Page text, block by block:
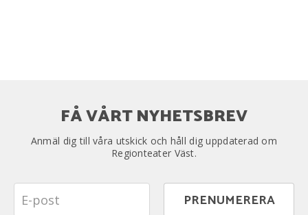
FÅ VÅRT NYHETSBREV
Anmäl dig till våra utskick och håll dig uppdaterad om
Regionteater Väst.